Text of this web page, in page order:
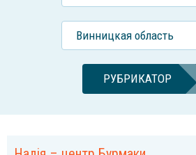
Винницкая область
РУБРИКАТОР